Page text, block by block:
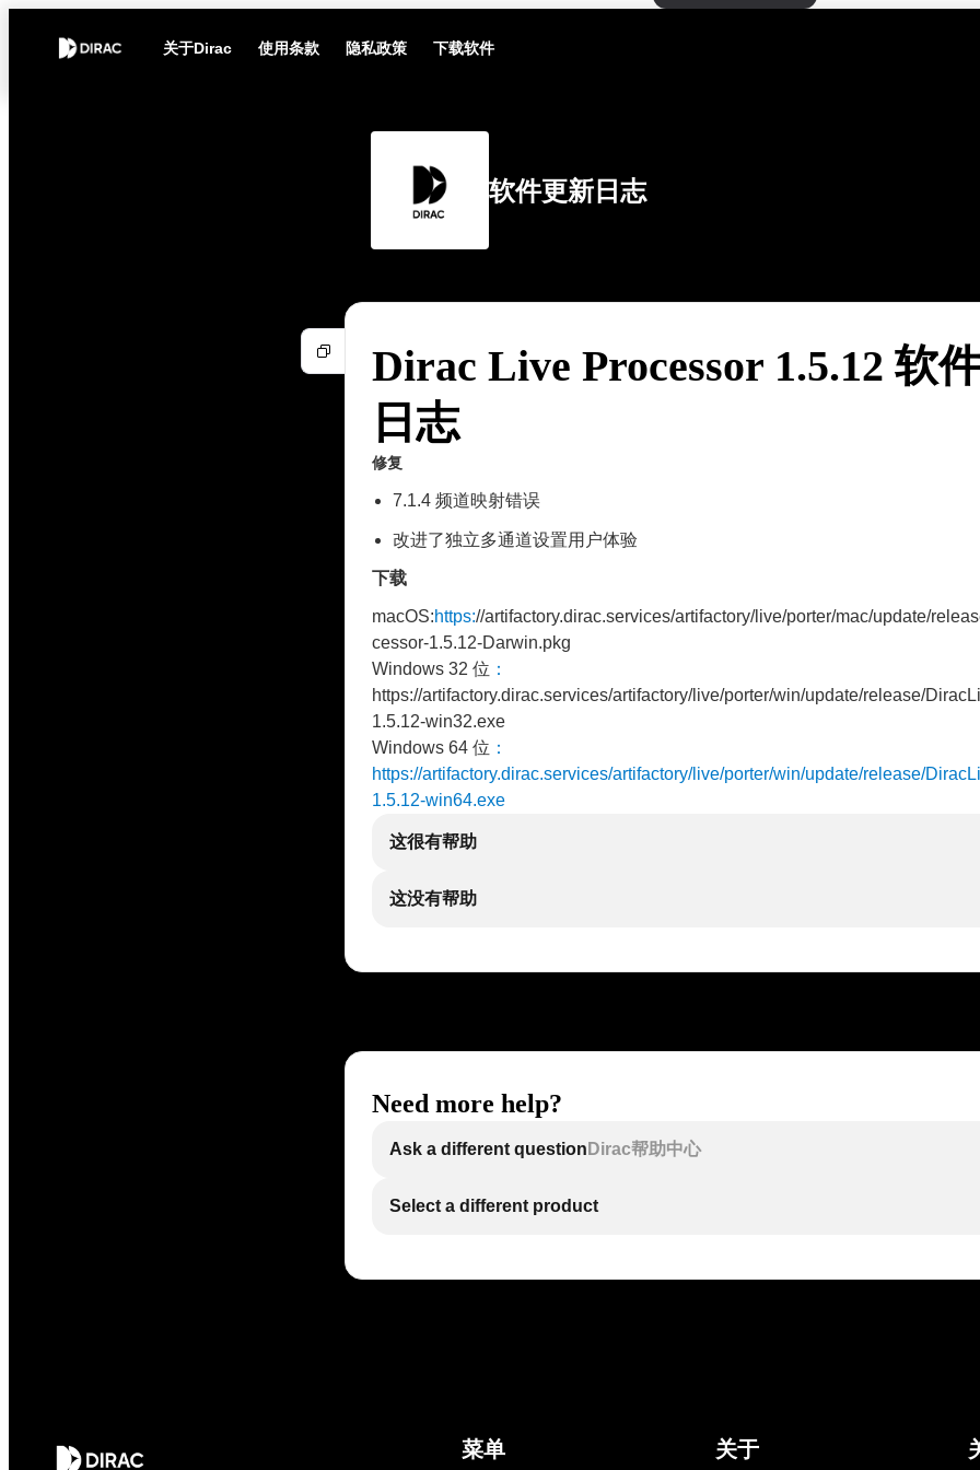
关于Dirac 使用条款 隐私政策 下载软件
软件更新日志
Dirac Live Processor 1.5.12 软
日志
修复
7.1.4 频道映射错误
改进了独立多通道设置用户体验
下载
macOS:https://artifactory.dirac.services/artifactory/live/porter/mac/update/
cessor-1.5.12-Darwin.pkg
Windows 32 位 ：
https://artifactory.dirac.services/artifactory/live/porter/win/update/release/
1.5.12-win32.exe
Windows 64 位 ：
https://artifactory.dirac.services/artifactory/live/porter/win/update/release/
1.5.12-win64.exe
这很有帮助
这没有帮助
Need more help?
Ask a different question Dirac帮助中心
Select a different product
菜单 关于